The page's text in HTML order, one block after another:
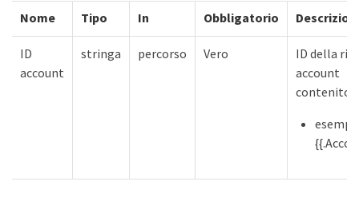
Nome Tipo In Obbligatorio
ID
account
stringa percorso Vero
ID della
account